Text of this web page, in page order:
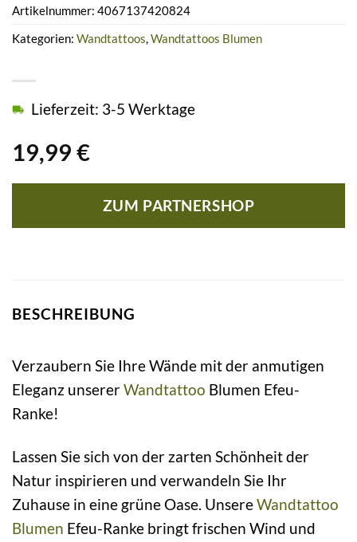
19,99 €
Lieferzeit: 3-5 Werktage
ZUM PARTNERSHOP
Artikelnummer: 4067137420824
Kategorien: Wandtattoos,Wandtattoos Blumen
BESCHREIBUNG
Verzaubern Sie Ihre Wände mit der anmutigen
Eleganz unsererWandtattoo Blumen Efeu-
Ranke!
Lassen Sie sich von der zarten Schönheit der
Natur inspirieren und verwandeln Sie Ihr
Zuhause in eine grüne Oase. UnsereWandtattoo
Blumen Efeu-Ranke bringt frischen Wind und